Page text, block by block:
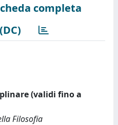
completa
(validi fino a
Filosofia